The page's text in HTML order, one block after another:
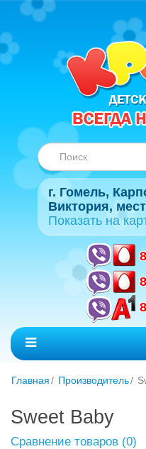
г. Гомель,
Виктория,
Показать на
Главная Производитель
Sweet Baby
Сравнение товаров (0)